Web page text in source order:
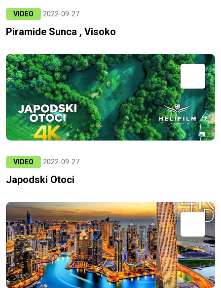
VIDEO 2022-09-27
Piramide Sunca , Visoko
VIDEO 2022-09-27
Japodski Otoci